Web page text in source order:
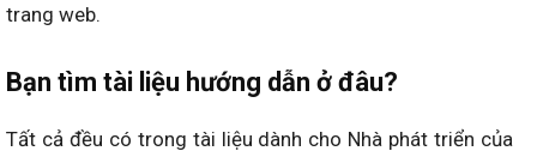
trang web.
Bạn tìm tài liệu hướng dẫn ở đâu?
Tất cả đều có trong tài liệu dành cho Nhà phát triển của